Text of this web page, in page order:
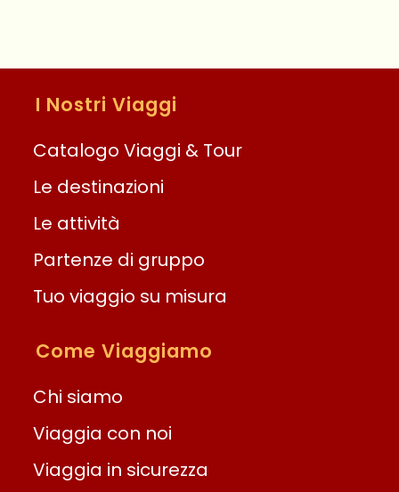
I Nostri Viaggi
Catalogo Viaggi & Tour
Le destinazioni
Le attività
Partenze di gruppo
Tuo viaggio su misura
Come Viaggiamo
Chi siamo
Viaggia con noi
Viaggia in sicurezza